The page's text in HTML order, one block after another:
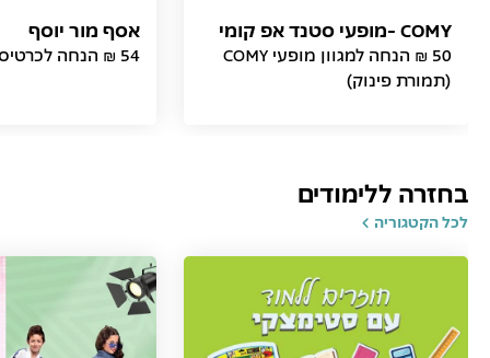
COMY -מופעי סטנד אפ קומי
50 ₪ הנחה למגוון מופעי COMY
(תמורת פינוק)
אסף מור יוסף
54 ₪ הנחה לכרטיס (תמורת פינוק)
בחזרה ללימודים
לכל הקטגוריה